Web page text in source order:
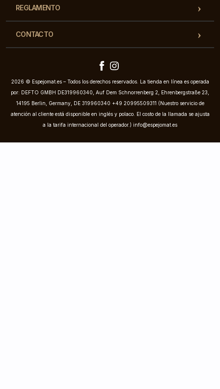
REGLAMENTO
CONTACTO
2026 © Espejomat.es – Todos los derechos reservados. La tienda en línea es operada
por: DEFTO GMBH DE319960340, Auf Dem Schnorrenberg 2, Ehrenbergstraße 23,
14195 Berlin, Germany, DE 319960340 +49 20995509311 (Nuestro servicio de
atención al cliente está disponible en inglés y polaco. El costo de la llamada se ajusta
a la tarifa internacional del operador.) info@espejomat.es